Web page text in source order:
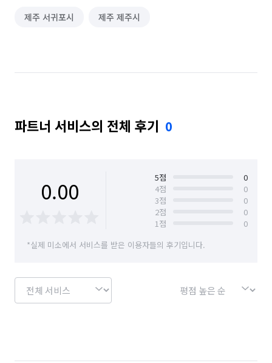
제주 서귀포시 제주 제주시
파트너 서비스의 전체 후기 0
0.00 5점
0
4점
0
3점
0
2점
0
1점
0
*실제 미소에서 서비스를 받은 이용자들의 후기입니다.